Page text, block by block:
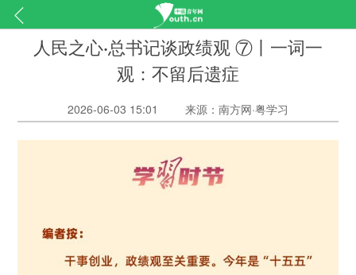
人民之心·总书记谈政绩观 ⑦丨一词一
观：不留后遗症
2026-06-03 15:01 来源：南方网·粤学习